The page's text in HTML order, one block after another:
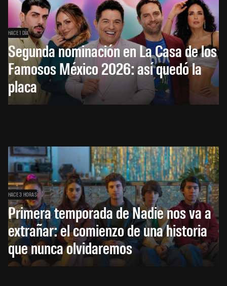
HACE 1 DÍA
Segunda nominación en La Casa de los
Famosos México 2026: así quedó la
placa
HACE 3 HORAS
Primera temporada de Nadie nos va a
extrañar: el comienzo de una historia
que nunca olvidaremos